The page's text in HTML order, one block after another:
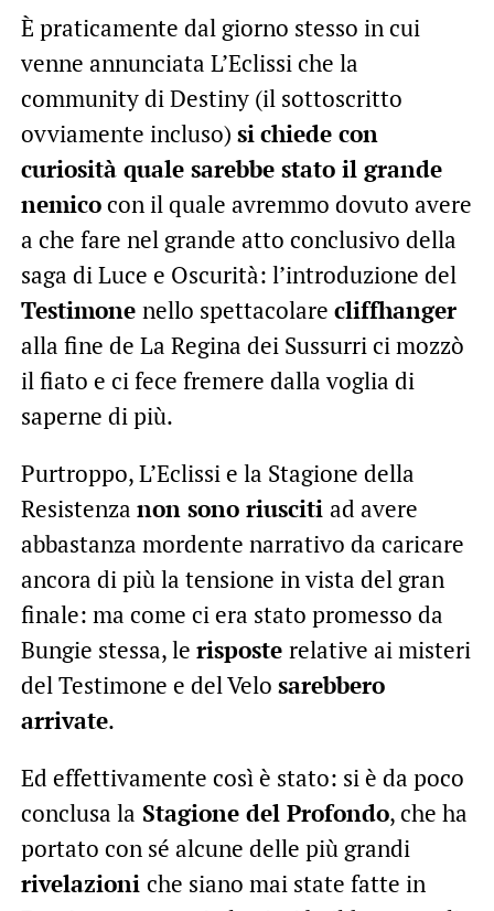
È praticamente dal giorno stesso in cui
venne annunciata L’Eclissi che la
community di Destiny (il sottoscritto
ovviamente incluso) sichiede con
curiosità quale sarebbe stato il grande
nemicocon il quale avremmo dovuto avere
a che fare nel grande atto conclusivo della
saga di Luce e Oscurità: l’introduzione del
Testimone nello spettacolare cliffhanger
alla fine de La Regina dei Sussurri ci mozzò
il fiato e ci fece fremere dalla voglia di
saperne di più.
Purtroppo, L’Eclissi e la Stagione della
Resistenza non sono riusciti ad avere
abbastanza mordente narrativo da caricare
ancora di più la tensione in vista del gran
finale: ma come ci era stato promesso da
Bungie stessa, le risposte relative ai misteri
del Testimone e del Velo sarebbero
arrivate.
Ed effettivamente così è stato: si è da poco
conclusa la Stagione del Profondo, che ha
portato con sé alcune delle più grandi
rivelazioni che siano mai state fatte in